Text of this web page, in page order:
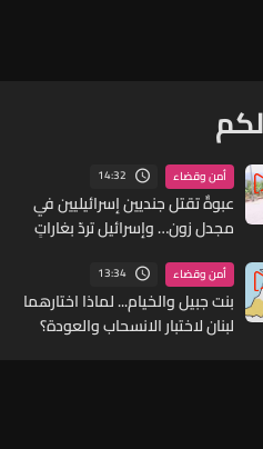
أمن وقضاء 14:32
عبوةٌ تقتل جنديين إسرائيليين في
مجدل زون… وإسرائيل تردّ بغاراتٍ
أمن وقضاء 13:34
بنت جبيل والخيام... لماذا اختارهما
لبنان لاختبار الانسحاب والعودة؟